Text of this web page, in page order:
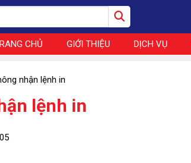
CHỦ GIỚI THIỆU DỊCH VỤ
nhận lệnh in
lệnh in